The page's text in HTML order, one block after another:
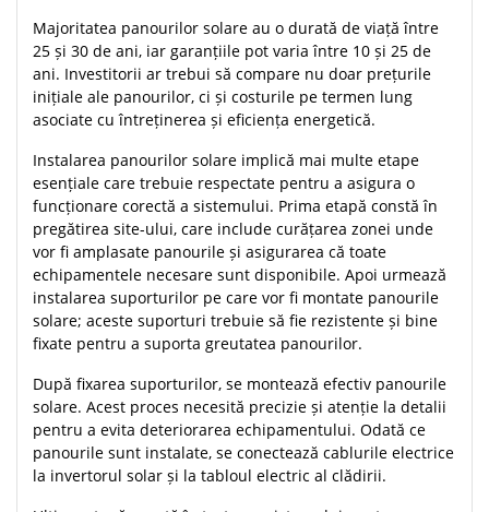
Majoritatea panourilor solare au o durată de viață între
25 și 30 de ani, iar garanțiile pot varia între 10 și 25 de
ani. Investitorii ar trebui să compare nu doar prețurile
inițiale ale panourilor, ci și costurile pe termen lung
asociate cu întreținerea și eficiența energetică.
Instalarea panourilor solare implică mai multe etape
esențiale care trebuie respectate pentru a asigura o
funcționare corectă a sistemului. Prima etapă constă în
pregătirea site-ului, care include curățarea zonei unde
vor fi amplasate panourile și asigurarea că toate
echipamentele necesare sunt disponibile. Apoi urmează
instalarea suporturilor pe care vor fi montate panourile
solare; aceste suporturi trebuie să fie rezistente și bine
fixate pentru a suporta greutatea panourilor.
După fixarea suporturilor, se montează efectiv panourile
solare. Acest proces necesită precizie și atenție la detalii
pentru a evita deteriorarea echipamentului. Odată ce
panourile sunt instalate, se conectează cablurile electrice
la invertorul solar și la tabloul electric al clădirii.